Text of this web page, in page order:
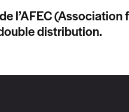
l’AFEC (Association
distribution.